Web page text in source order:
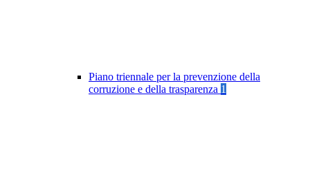
Piano triennale per la prevenzione della
corruzione e della trasparenza 1